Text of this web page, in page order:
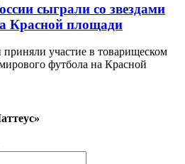
сыграли со звездами
Красной площади
участие в товарищеском
футбола на Красной